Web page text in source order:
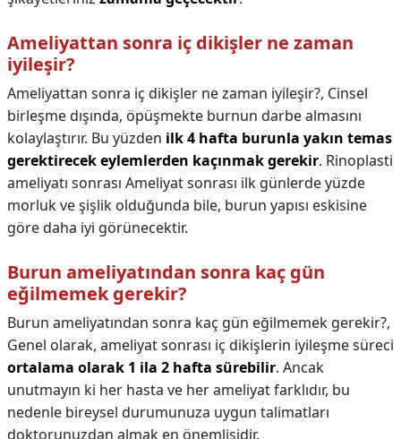
Ameliyattan sonra iç dikişler ne zaman
iyileşir?
Ameliyattan sonra iç dikişler ne zaman iyileşir?, Cinsel
birleşme dışında, öpüşmekte burnun darbe almasını
kolaylaştırır. Bu yüzden ilk 4 hafta burunla yakın temas
gerektirecek eylemlerden kaçınmak gerekir. Rinoplasti
ameliyatı sonrası Ameliyat sonrası ilk günlerde yüzde
morluk ve şişlik olduğunda bile, burun yapısı eskisine
göre daha iyi görünecektir.
Burun ameliyatından sonra kaç gün
eğilmemek gerekir?
Burun ameliyatından sonra kaç gün eğilmemek gerekir?,
Genel olarak, ameliyat sonrası iç dikişlerin iyileşme süreci
ortalama olarak 1 ila 2 hafta sürebilir. Ancak
unutmayın ki her hasta ve her ameliyat farklıdır, bu
nedenle bireysel durumunuza uygun talimatları
doktorunuzdan almak en önemlisidir.